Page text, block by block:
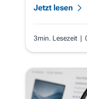
Jetzt lesen
3min. Lesezeit |